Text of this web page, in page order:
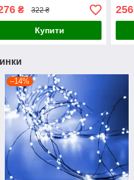
₴ 322 ₴
Купити
256
–14%